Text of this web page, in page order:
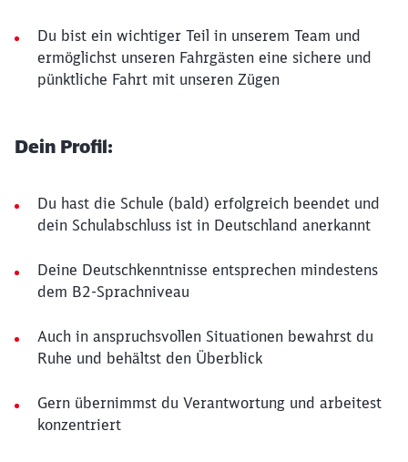
Du bist ein wichtiger Teil in unserem Team und
ermöglichst unseren Fahrgästen eine sichere und
pünktliche Fahrt mit unseren Zügen
Dein Profil:
Du hast die Schule (bald) erfolgreich beendet und
dein Schulabschluss ist in Deutschland anerkannt
Deine Deutschkenntnisse entsprechen mindestens
dem B2-Sprachniveau
Auch in anspruchsvollen Situationen bewahrst du
Ruhe und behältst den Überblick
Gern übernimmst du Verantwortung und arbeitest
konzentriert